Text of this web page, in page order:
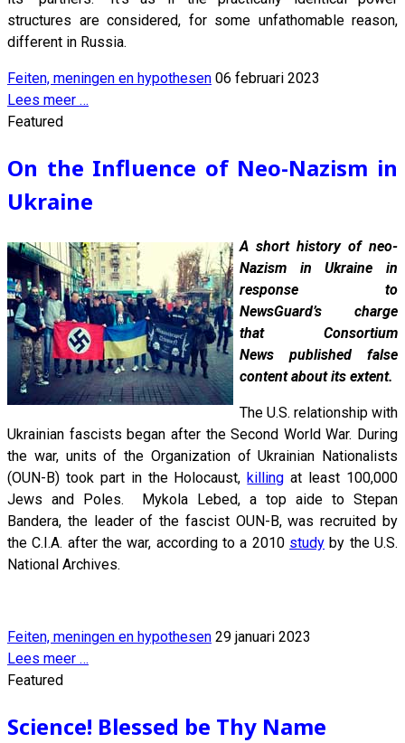
structures are considered, for some unfathomable reason,
different in Russia.
Feiten, meningen en hypothesen 06 februari 2023
Lees meer …
Featured
On the Influence of Neo-Nazism in
Ukraine
A short history of neo-
Nazism in Ukraine in
response to
NewsGuard’s charge
that Consortium
News published false
content about its extent.
The U.S. relationship with
Ukrainian fascists began after the Second World War. During
the war, units of the Organization of Ukrainian Nationalists
(OUN-B) took part in the Holocaust, killing at least 100,000
Jews and Poles. Mykola Lebed, a top aide to Stepan
Bandera, the leader of the fascist OUN-B, was recruited by
the C.I.A. after the war, according to a 2010 study by the U.S.
National Archives.
Feiten, meningen en hypothesen 29 januari 2023
Lees meer …
Featured
Science! Blessed be Thy Name